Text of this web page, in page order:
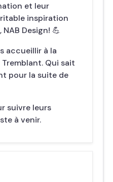
et leur
inspiration
Design! 💪
accueillir à la
Qui sait
pour la suite de
suivre leurs
à venir.